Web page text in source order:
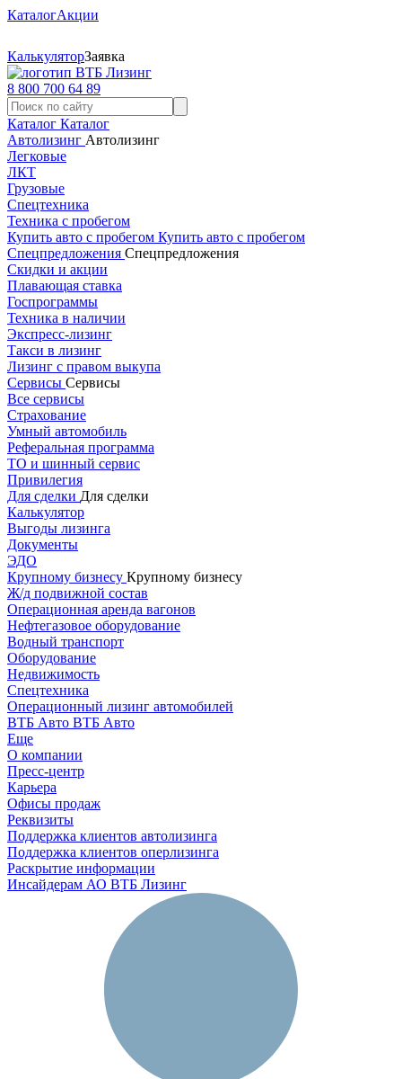
КаталогАкции
КалькуляторЗаявка
8 800 700 64 89
Каталог Каталог
Автолизинг Автолизинг
Легковые
ЛКТ
Грузовые
Спецтехника
Техника с пробегом
Купить авто с пробегом Купить авто с пробегом
Спецпредложения Спецпредложения
Скидки и акции
Плавающая ставка
Госпрограммы
Техника в наличии
Экспресс-лизинг
Такси в лизинг
Лизинг с правом выкупа
Сервисы Сервисы
Все сервисы
Страхование
Умный автомобиль
Реферальная программа
ТО и шинный сервис
Привилегия
Для сделки Для сделки
Калькулятор
Выгоды лизинга
Документы
ЭДО
Крупному бизнесу Крупному бизнесу
Ж/д подвижной состав
Операционная аренда вагонов
Нефтегазовое оборудование
Водный транспорт
Оборудование
Недвижимость
Спецтехника
Операционный лизинг автомобилей
ВТБ Авто ВТБ Авто
Еще
О компании
Пресс-центр
Карьера
Офисы продаж
Реквизиты
Поддержка клиентов автолизинга
Поддержка клиентов оперлизинга
Раскрытие информации
Инсайдерам АО ВТБ Лизинг